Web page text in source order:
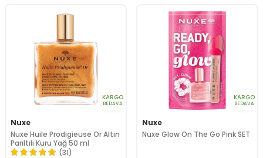
KARGO
BEDAVA
Nuxe
Nuxe Huile Prodigieuse Or Altın
Parıltılı Kuru Yağ 50 ml
(31)
KARGO
BEDAVA
Nuxe
Nuxe Glow On The Go Pink SET